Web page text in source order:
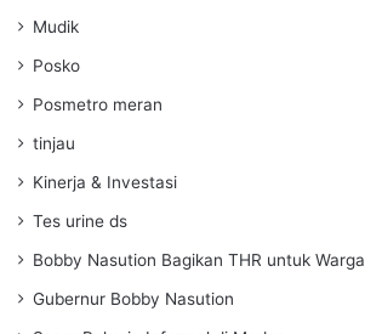
Mudik
Posko
Posmetro meran
tinjau
Kinerja & Investasi
Tes urine ds
Bobby Nasution Bagikan THR untuk Warga
Gubernur Bobby Nasution